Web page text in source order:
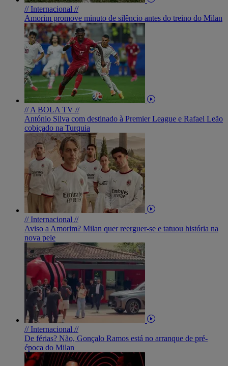
// Internacional //
Amorim promove minuto de silêncio antes do treino do Milan
// A BOLA TV //
António Silva com destinado à Premier League e Rafael Leão
cobiçado na Turquia
// Internacional //
Aviso a Amorim? Milan quer reerguer-se e tatuou história na
nova pele
// Internacional //
De férias? Não, Gonçalo Ramos está no arranque de pré-
época do Milan